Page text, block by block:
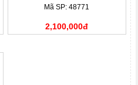
Mã SP: 48771
2,100,000đ